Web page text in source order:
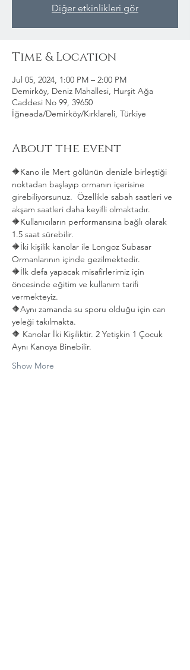
Diğer etkinlikleri gör
Time & Location
Jul 05, 2024, 1:00 PM – 2:00 PM
Demirköy, Deniz Mahallesi, Hurşit Ağa
Caddesi No 99, 39650
İğneada/Demirköy/Kırklareli, Türkiye
About the event
🔶Kano ile Mert gölünün denizle birleştiği
noktadan başlayıp ormanın içerisine
girebiliyorsunuz.  Özellikle sabah saatleri ve
akşam saatleri daha keyifli olmaktadır.
🔶Kullanıcıların performansına bağlı olarak
1.5 saat sürebilir.
🔶İki kişilik kanolar ile Longoz Subasar
Ormanlarının içinde gezilmektedir.
🔶İlk defa yapacak misafirlerimiz için
öncesinde eğitim ve kullanım tarifi
vermekteyiz.
🔶Aynı zamanda su sporu olduğu için can
yeleği takılmakta.
🔶 Kanolar İki Kişiliktir. 2 Yetişkin 1 Çocuk
Aynı Kanoya Binebilir.
Show More